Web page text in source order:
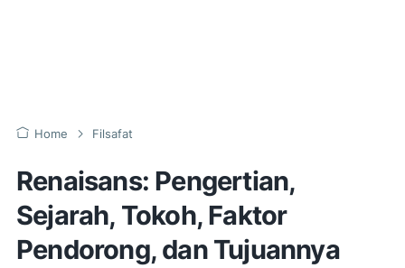
Home Filsafat
Renaisans: Pengertian,
Sejarah, Tokoh, Faktor
Pendorong, dan Tujuannya